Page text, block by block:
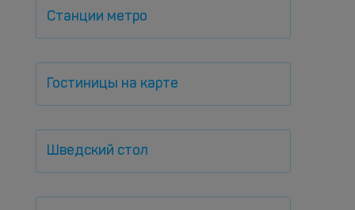
Станции метро
Гостиницы на карте
Шведский стол